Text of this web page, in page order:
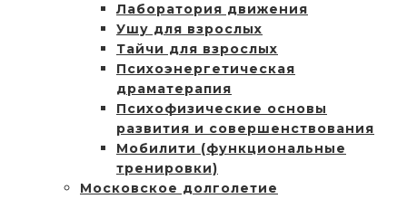
Лаборатория движения
Ушу для взрослых
Тайчи для взрослых
Психоэнергетическая
драматерапия
Психофизические основы
развития и совершенствования
Мобилити (функциональные
тренировки)
Московское долголетие